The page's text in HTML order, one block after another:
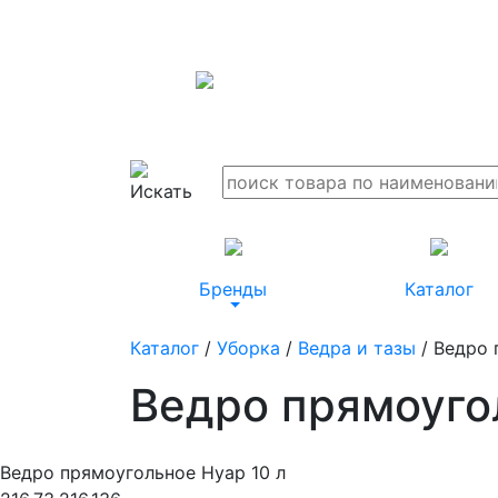
Бренды Каталог
Каталог / Уборка / Ведра и тазы / Ведро
Ведро
Ведро прямоугольное Нуар 10 л